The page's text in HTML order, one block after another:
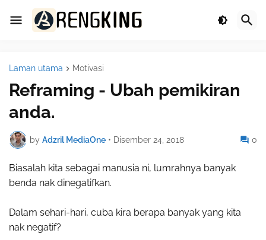
Laman utama Motivasi
Reframing - Ubah pemikiran
anda.
by Adzril MediaOne • Disember 24, 2018 0
Biasalah kita sebagai manusia ni, lumrahnya banyak
benda nak dinegatifkan.
Dalam sehari-hari, cuba kira berapa banyak yang kita
nak negatif?